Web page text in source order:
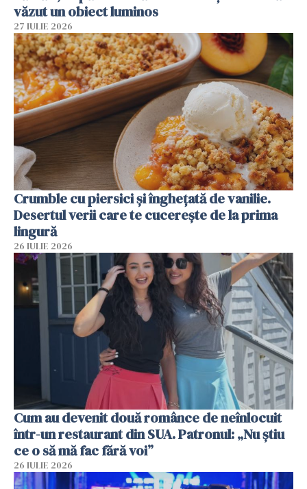
văzut un obiect luminos
27 IULIE 2026
Crumble cu piersici și înghețată de vanilie.
Desertul verii care te cucerește de la prima
lingură
26 IULIE 2026
Cum au devenit două românce de neînlocuit
într-un restaurant din SUA. Patronul: „Nu știu
ce o să mă fac fără voi”
26 IULIE 2026